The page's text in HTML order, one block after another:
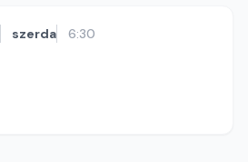
szerda 6:30